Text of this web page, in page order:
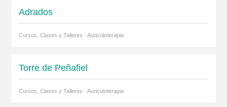
Adrados
Cursos, Clases y Talleres · Auriculoterapia
Torre de Peñafiel
Cursos, Clases y Talleres · Auriculoterapia